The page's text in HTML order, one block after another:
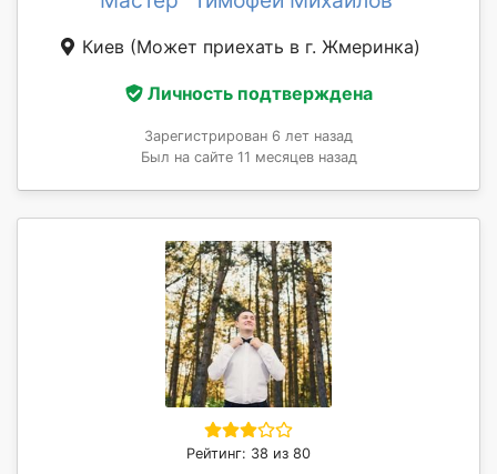
Киев (Может приехать в г. Жмеринка)
Личность подтверждена
Зарегистрирован 6 лет назад
Был на сайте 11 месяцев назад
Рейтинг: 38 из 80